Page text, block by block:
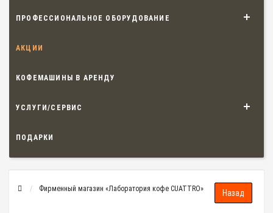
ПРОФЕССИОНАЛЬНОЕ ОБОРУДОВАНИЕ
АКЦИИ
КОФЕМАШИНЫ В АРЕНДУ
УСЛУГИ/СЕРВИС
ПОДАРКИ
Фирменный магазин «Лаборатория кофе CUATTRO»